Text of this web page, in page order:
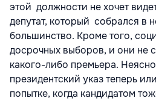
этой должности не хочет
депутат, который собрался в
большинство. Кроме того,
досрочных выборов, и они не
какого-либо премьера.
президентский указ теперь
попытке, когда кандидатом